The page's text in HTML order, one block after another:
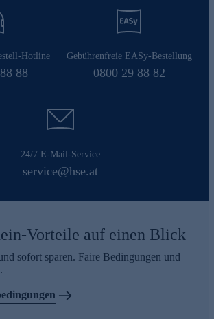
Hotline
88
Gebührenfreie EASy-Bestellung
0800 29 88 82
24/7 E-Mail-Service
service@hse.at
Vorteile auf einen Blick
sofort sparen. Faire Bedingungen und